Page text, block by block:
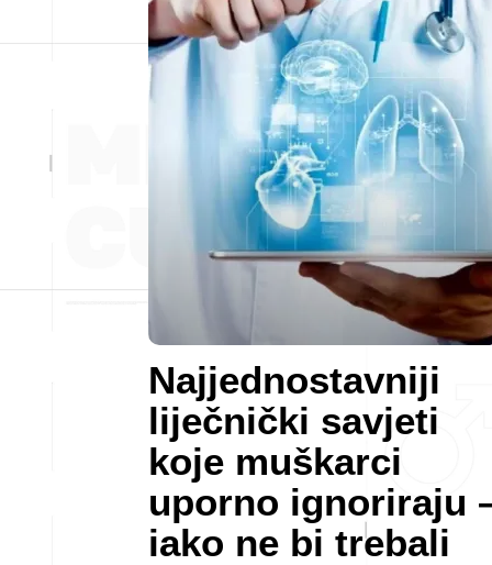
Najjednostavniji
liječnički savjeti
koje muškarci
uporno ignoriraju
iako ne bi trebali